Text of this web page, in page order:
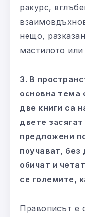
ракурс,
нещо,
мастилото или
3. В
основна тема
две книги са
двете
предложени
поучават, без
обичат и
се големите,
Правописът е